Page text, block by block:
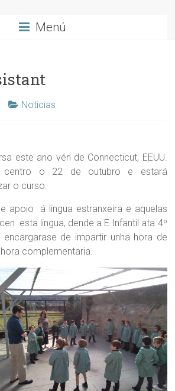
Menú
Noticias
este ano vén de Connecticut, EEUU.
centro o 22 de outubro e estará
o curso.
apoio á lingua estranxeira e aquelas
esta lingua, dende a E.Infantil ata 4º
encargarase de impartir unha hora de
complementaria.